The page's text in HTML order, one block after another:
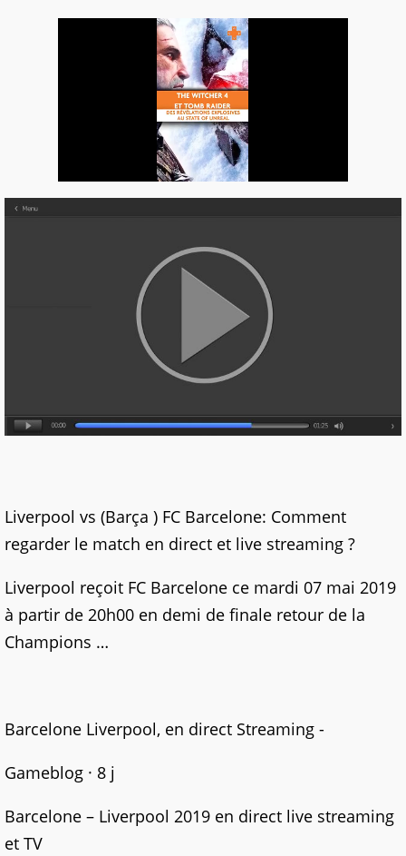
Liverpool vs (Barça ) FC Barcelone: Comment
regarder le match en direct et live streaming ?
Liverpool reçoit FC Barcelone ce mardi 07 mai 2019
à partir de 20h00 en demi de finale retour de la
Champions …
Barcelone Liverpool, en direct Streaming -
Gameblog · 8 j
Barcelone – Liverpool 2019 en direct live streaming
et TV